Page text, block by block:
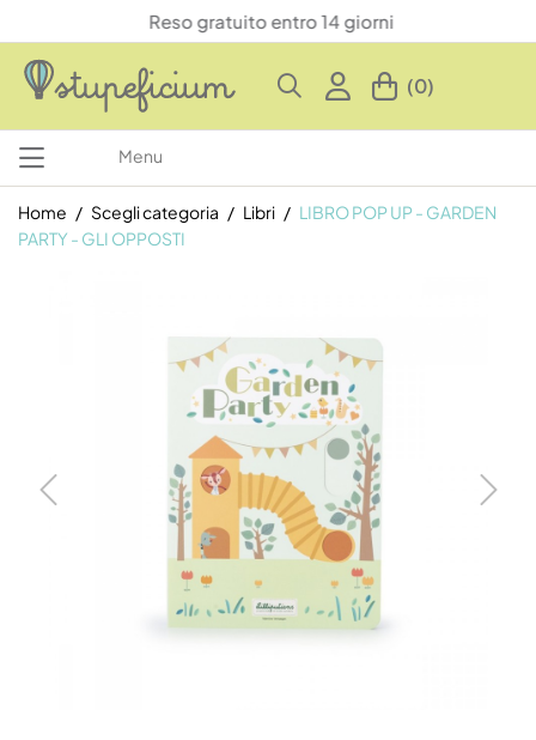
Reso gratuito entro 14 giorni
(0)
Menu
Home Scegli categoria Libri
LIBRO POP UP - GARDEN
PARTY - GLI OPPOSTI